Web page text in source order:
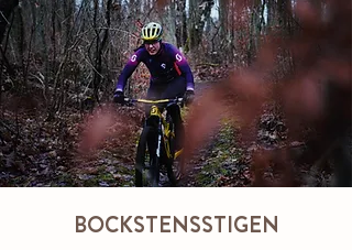
BOCKSTENSSTIGEN